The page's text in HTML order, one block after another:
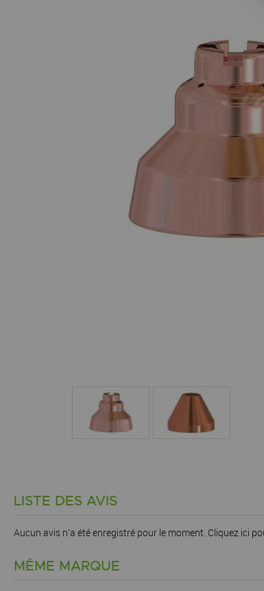
LISTE DES AVIS
Aucun avis n'a été enregistré pour le moment. Cliquez ici
MÊME MARQUE